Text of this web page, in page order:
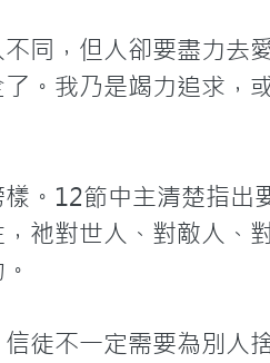
同，但人卻要盡力
。我乃是竭力追求
樣。12節中主清楚指
祂對世人、對敵人、
徒不一定需要為別人